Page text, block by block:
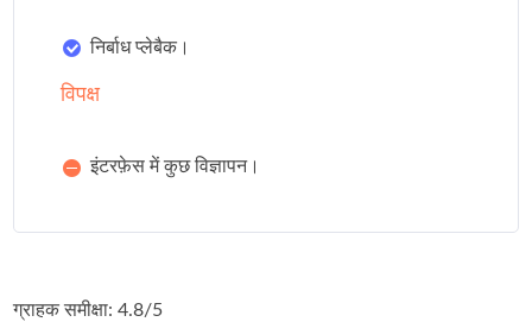
निर्बाध प्लेबैक।
विपक्ष
इंटरफ़ेस में कुछ विज्ञापन।
ग्राहक समीक्षा: 4.8/5